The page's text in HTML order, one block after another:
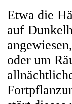
Etwa die
auf
oder um